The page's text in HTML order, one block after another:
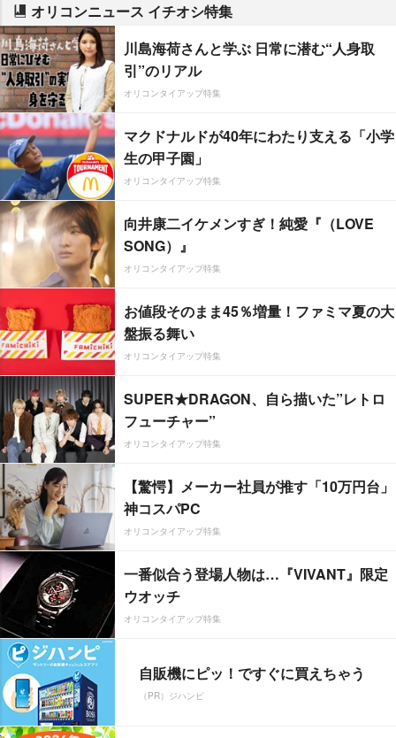
オリコンニュース イチオシ特集
川島海荷さんと学ぶ 日常に潜む“人身取
引”のリアル
オリコンタイアップ特集
マクドナルドが40年にわたり支える「小学
生の甲子園」
オリコンタイアップ特集
向井康二イケメンすぎ！純愛『（LOVE
SONG）』
オリコンタイアップ特集
お値段そのまま45％増量！ファミマ夏の大
盤振る舞い
オリコンタイアップ特集
SUPER★DRAGON、自ら描いた”レトロ
フューチャー”
オリコンタイアップ特集
【驚愕】メーカー社員が推す「10万円台」
神コスパPC
オリコンタイアップ特集
一番似合う登場人物は…『VIVANT』限定
ウオッチ
オリコンタイアップ特集
自販機にピッ！ですぐに買えちゃう
（PR）ジハンピ